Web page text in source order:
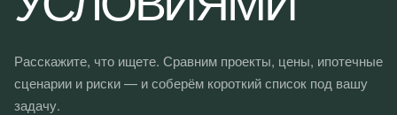
Расскажите, что ищете. Сравним проекты, цены, ипотечные
сценарии и риски — и соберём короткий список под вашу
задачу.